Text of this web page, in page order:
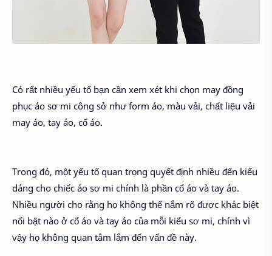
Có rất nhiều yếu tố bạn cần xem xét khi chọn may đồng
phục áo sơ mi công sở như form áo, màu vải, chất liệu vải
may áo, tay áo, cổ áo.
Trong đó, một yếu tố quan trọng quyết định nhiều đến kiểu
dáng cho chiếc áo sơ mi chính là phần cổ áo và tay áo.
Nhiều người cho rằng họ không thể nắm rõ được khác biệt
nổi bật nào ở cổ áo và tay áo của mỗi kiểu sơ mi, chính vì
vậy họ không quan tâm lắm đến vấn đề này.